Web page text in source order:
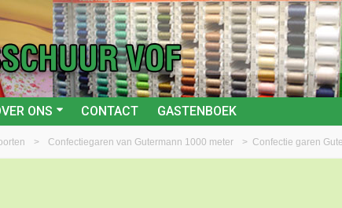
ONS CONTACT GASTENBOEK
> Confectiegaren van Gutermann 1000 meter > Confectie garen